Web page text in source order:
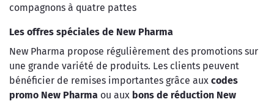
compagnons à quatre pattes
Les offres spéciales de New Pharma
New Pharma propose régulièrement des promotions sur
une grande variété de produits. Les clients peuvent
bénéficier de remises importantes grâce aux codes
promo New Pharma ou aux bons de réduction New